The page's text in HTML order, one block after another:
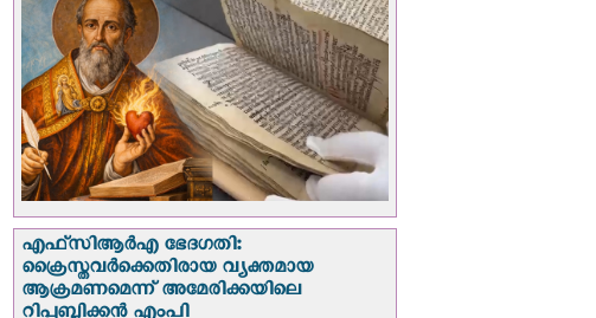
എഫ്‌സി‌ആര്‍‌എ ഭേദഗതി:
ക്രൈസ്തവർക്കെതിരായ വ്യക്തമായ
ആക്രമണമെന്ന് അമേരിക്കയിലെ